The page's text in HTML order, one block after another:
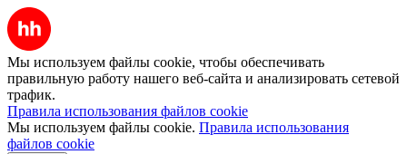
Мы используем файлы cookie, чтобы обеспечивать
правильную работу нашего веб-сайта и анализировать сетевой
трафик.
Правила использования файлов cookie
Мы используем файлы cookie. Правила использования
файлов cookie